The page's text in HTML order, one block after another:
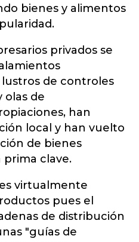
bienes y alimentos
privados se
de controles
olas de
han
local y han vuelto
de bienes
clave.
virtualmente
pues el
de distribución
"guías de